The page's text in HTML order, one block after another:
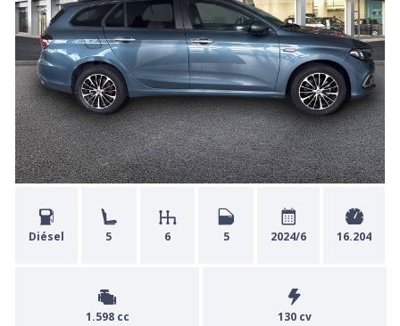
Diésel 5 6 5 2024/6 16.204
1.598 cc 130 cv